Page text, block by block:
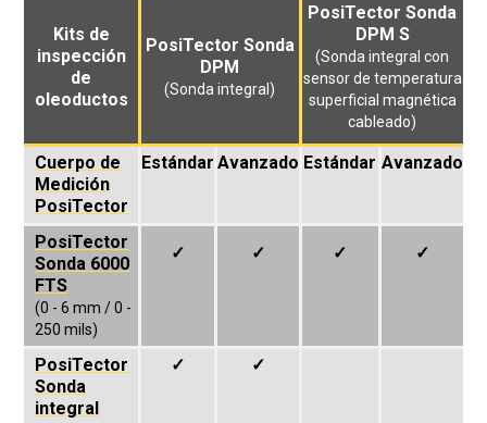
Kits de
inspección
de
oleoductos
PosiTector Sonda
DPM
(Sonda integral)
PosiTector Sonda
DPM S
(Sonda integral con
sensor de temperatura
superficial magnética
cableado)
Cuerpo de
Medición
PosiTector
Estándar Avanzado Estándar Avanzado
(0 - 6 mm / 0 -
250 mils)
PosiTector
Sonda 6000
FTS
✓ ✓ ✓ ✓
PosiTector
Sonda
integral
✓ ✓